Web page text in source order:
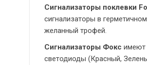
Сигнализаторы поклевки
сигнализаторы в
желанный трофей.
Сигнализаторы Фокс имеют
светодиоды (Красный,